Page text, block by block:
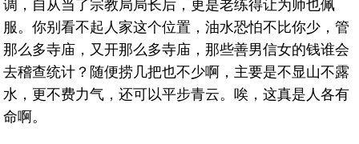
调，自从当了宗教局局长后，更是老练得让为师也佩
服。你别看不起人家这个位置，油水恐怕不比你少，管
那么多寺庙，又开那么多寺庙，那些善男信女的钱谁会
去稽查统计？随便捞几把也不少啊，主要是不显山不露
水，更不费力气，还可以平步青云。唉，这真是人各有
命啊。